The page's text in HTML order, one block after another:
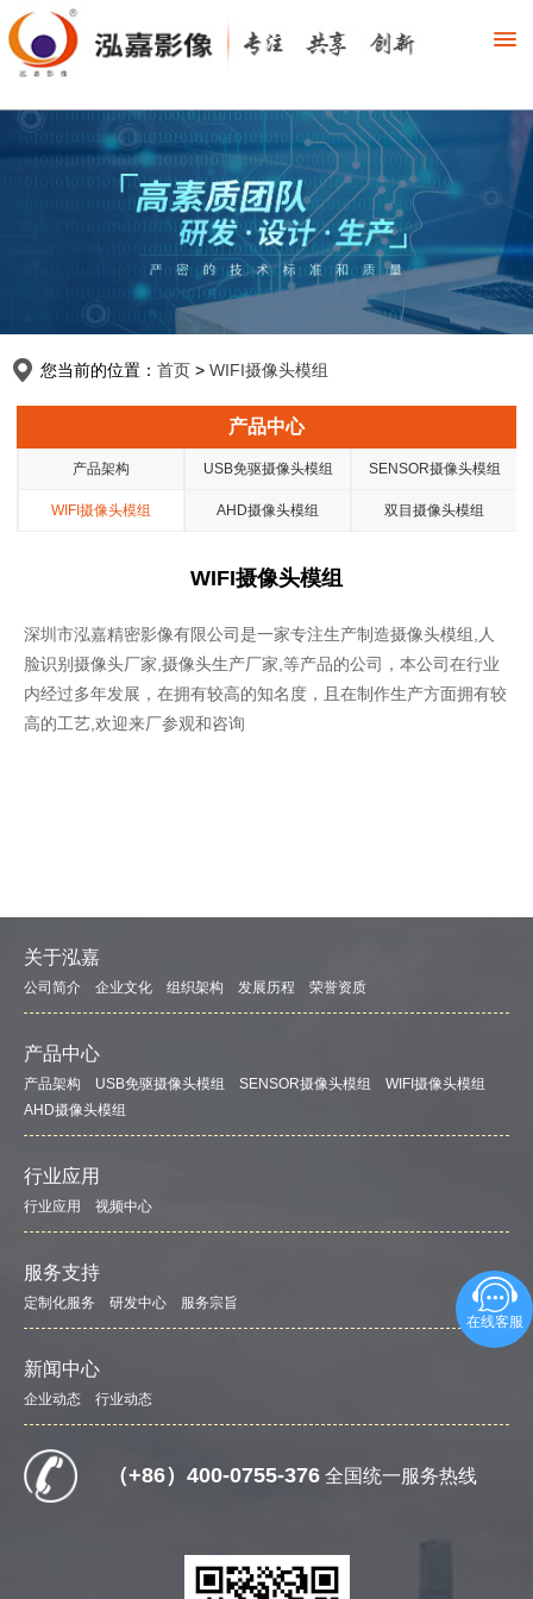
您当前的位置： 首页 > WIFI摄像头模组
产品中心
产品架构 USB免驱摄像头模组 SENSOR摄像头模组
WIFI摄像头模组 AHD摄像头模组 双目摄像头模组
WIFI摄像头模组
深圳市泓嘉精密影像有限公司是一家专注生产制造摄像头模组,人
脸识别摄像头厂家,摄像头生产厂家,等产品的公司，本公司在行业
内经过多年发展，在拥有较高的知名度，且在制作生产方面拥有较
高的工艺,欢迎来厂参观和咨询
关于泓嘉
公司简介 企业文化 组织架构 发展历程 荣誉资质
产品中心
产品架构 USB免驱摄像头模组 SENSOR摄像头模组
WIFI摄像头模组
AHD摄像头模组
行业应用
行业应用 视频中心
服务支持
定制化服务 研发中心 服务宗旨
新闻中心
企业动态 行业动态
（+86）400-0755-376 全国统一服务热线
在线客服